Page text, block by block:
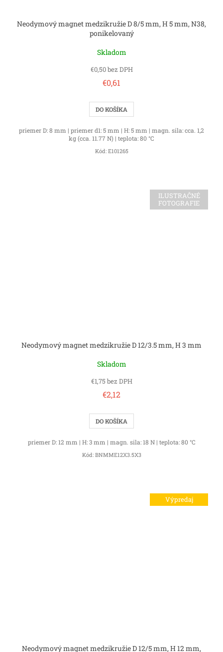
Neodymový magnet medzikružie D 8/5 mm, H 5 mm, N38,
ponikelovaný
Skladom
€0,50 bez DPH
€0,61
DO KOŠÍKA
priemer D: 8 mm | priemer d1: 5 mm | H: 5 mm | magn. sila: cca. 1,2
kg (cca. 11.77 N) | teplota: 80 °C
Kód: E101265
ILUSTRAČNÉ
FOTOGRAFIE
Neodymový magnet medzikružie D 12/3.5 mm, H 3 mm
Skladom
€1,75 bez DPH
€2,12
DO KOŠÍKA
priemer D: 12 mm | H: 3 mm | magn. sila: 18 N | teplota: 80 °C
Kód: BNMME12X3.5X3
Výpredaj
Neodymový magnet medzikružie D 12/5 mm, H 12 mm,